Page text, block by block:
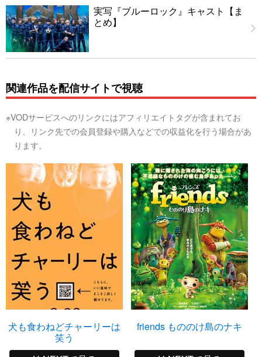
実写『ブルーロック』キャスト【ま
とめ】
関連作品を配信サイトで視聴
※VODサービスへのリンクにはアフィリエイトタグが含まれてお
り、リンク先での会員登録や購入などでの収益化を行う場合があ
ります。
犬も食わねどチャーリーは
笑う
friends もののけ島のナキ